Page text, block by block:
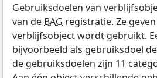
Gebruiksdoelen van
van de BAG registratie. Ze
verblijfsobject wordt gebruikt.
bijvoorbeeld als gebruiksdoel
de gebruiksdoelen zijn 11